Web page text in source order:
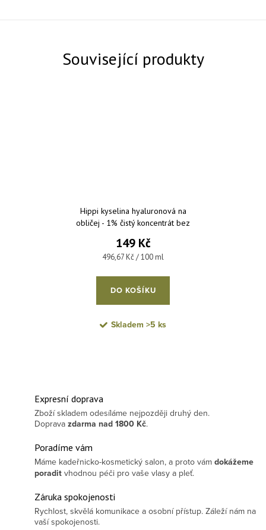
Související produkty
Hippi kyselina hyaluronová na
obličej - 1% čistý koncentrát bez
149 Kč
Měrná cena:
496,67 Kč / 100 ml
DO KOŠÍKU
Skladem >5 ks
Expresní doprava
Zboží skladem odesíláme nejpozději druhý den.
Doprava zdarma nad 1800 Kč.
Poradíme vám
Máme kadeřnicko-kosmetický salon, a proto vám dokážeme
poradit vhodnou péči pro vaše vlasy a pleť.
Záruka spokojenosti
Rychlost, skvělá komunikace a osobní přístup. Záleží nám na
vaší spokojenosti.